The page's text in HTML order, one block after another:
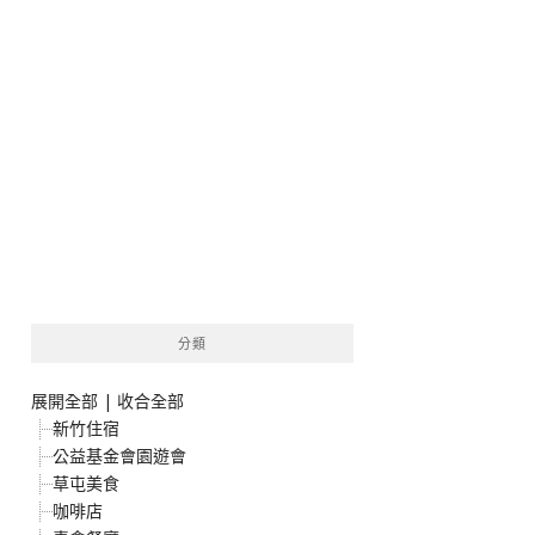
分類
展開全部 | 收合全部
新竹住宿
公益基金會園遊會
草屯美食
咖啡店